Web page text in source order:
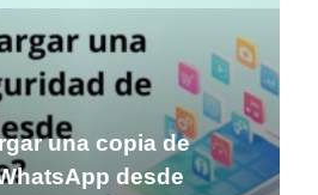
una copia de
desde